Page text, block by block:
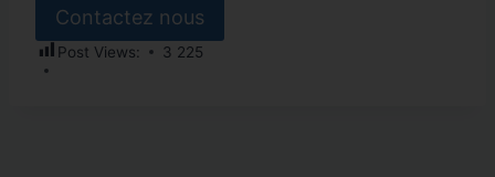
Contactez nous
Post Views: 3 225